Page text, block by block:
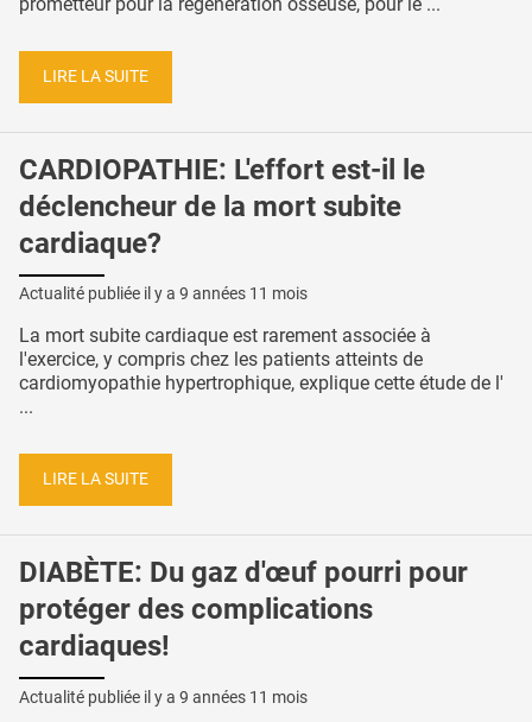
LIRE LA SUITE
CARDIOPATHIE: L'effort est-il le
déclencheur de la mort subite
cardiaque?
Actualité publiée il y a 9 années 11 mois
La mort subite cardiaque est rarement associée à
l'exercice, y compris chez les patients atteints de
cardiomyopathie hypertrophique, explique cette étude de l'
...
LIRE LA SUITE
DIABÈTE: Du gaz d'œuf pourri pour
protéger des complications
cardiaques!
Actualité publiée il y a 9 années 11 mois